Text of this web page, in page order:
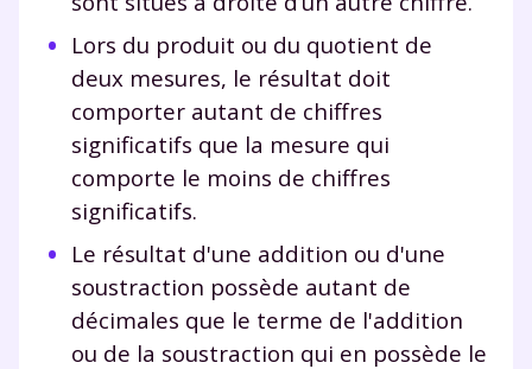
Lors du produit ou du quotient de
deux mesures, le résultat doit
comporter autant de chiffres
significatifs que la mesure qui
comporte le moins de chiffres
significatifs.
Le résultat d'une addition ou d'une
soustraction possède autant de
décimales que le terme de l'addition
ou de la soustraction qui en possède le